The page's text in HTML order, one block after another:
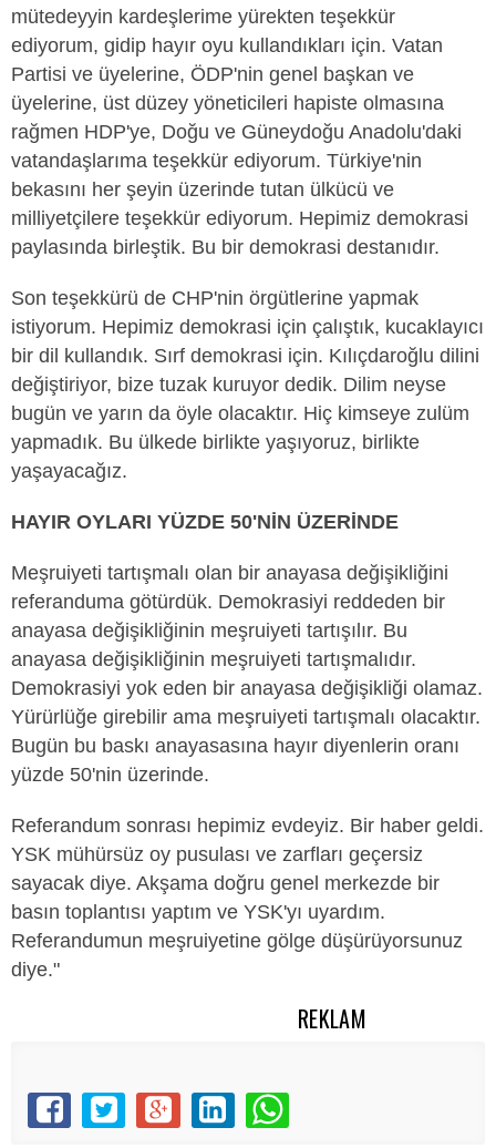
mütedeyyin kardeşlerime yürekten teşekkür
ediyorum, gidip hayır oyu kullandıkları için. Vatan
Partisi ve üyelerine, ÖDP'nin genel başkan ve
üyelerine, üst düzey yöneticileri hapiste olmasına
rağmen HDP'ye, Doğu ve Güneydoğu Anadolu'daki
vatandaşlarıma teşekkür ediyorum. Türkiye'nin
bekasını her şeyin üzerinde tutan ülkücü ve
milliyetçilere teşekkür ediyorum. Hepimiz demokrasi
paylasında birleştik. Bu bir demokrasi destanıdır.
Son teşekkürü de CHP'nin örgütlerine yapmak
istiyorum. Hepimiz demokrasi için çalıştık, kucaklayıcı
bir dil kullandık. Sırf demokrasi için. Kılıçdaroğlu dilini
değiştiriyor, bize tuzak kuruyor dedik. Dilim neyse
bugün ve yarın da öyle olacaktır. Hiç kimseye zulüm
yapmadık. Bu ülkede birlikte yaşıyoruz, birlikte
yaşayacağız.
HAYIR OYLARI YÜZDE 50'NİN ÜZERİNDE
Meşruiyeti tartışmalı olan bir anayasa değişikliğini
referanduma götürdük. Demokrasiyi reddeden bir
anayasa değişikliğinin meşruiyeti tartışılır. Bu
anayasa değişikliğinin meşruiyeti tartışmalıdır.
Demokrasiyi yok eden bir anayasa değişikliği olamaz.
Yürürlüğe girebilir ama meşruiyeti tartışmalı olacaktır.
Bugün bu baskı anayasasına hayır diyenlerin oranı
yüzde 50'nin üzerinde.
Referandum sonrası hepimiz evdeyiz. Bir haber geldi.
YSK mühürsüz oy pusulası ve zarfları geçersiz
sayacak diye. Akşama doğru genel merkezde bir
basın toplantısı yaptım ve YSK'yı uyardım.
Referandumun meşruiyetine gölge düşürüyorsunuz
diye."
REKLAM